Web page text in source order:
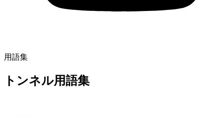
用語集
トンネル用語集